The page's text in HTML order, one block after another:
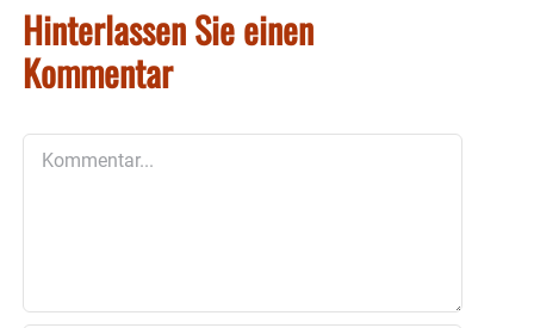
Hinterlassen Sie einen
Kommentar